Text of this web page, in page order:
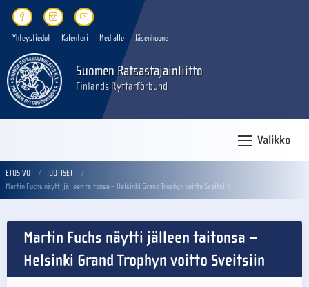
Yhteystiedot Kalenteri Medialle Jäsenhuone
Suomen Ratsastajainliitto
Finlands Ryttarförbund
Valikko
ETUSIVU
UUTISET
Martin Fuchs näytti jälleen taitonsa – Helsinki Grand Trophyn voitto Sveitsiin
Martin Fuchs näytti jälleen taitonsa –
Helsinki Grand Trophyn voitto Sveitsiin